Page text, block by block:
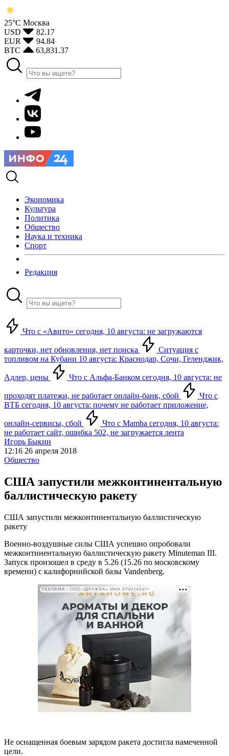
25°С Москва
USD
82.17
EUR
94.84
BTC
63,831.37
Экономика
Культура
Политика
Общество
Наука и техника
Спорт
Редакция
Что с «Авито» сегодня, 10 августа: не загружаются
карточки, нет обновления, нет поиска
Ситуация с
топливом на Кубани 10 августа: Краснодар, Сочи, Геленджик,
Адлер, цены Что с Альфа-Банком сегодня, 10 августа: не
проходят платежи, не работает онлайн-банк, сбой
Что с
ВТБ сегодня, 10 августа: почему не работает приложение,
онлайн-сервисы, сбой
Что с Mamba сегодня, 10 августа:
не работает сайт, ошибка 502, не загружается лента
Игорь Быкин
12:16 26 апреля 2018
Общество
США запустили межконтинентальную
баллистическую ракету
США запустили межконтинентальную баллистическую
ракету
Военно-воздушные силы США успешно опробовали
межконтинентальную баллистическую ракету Minuteman III.
Запуск произошел в среду в 5.26 (15.26 по московскому
времени) с калифорнийской базы Vandenberg.
РЕКЛАМА • ООО «ДРУЖБА» ИНН 9704146411
Не оснащенная боевым зарядом ракета достигла намеченной
цели.